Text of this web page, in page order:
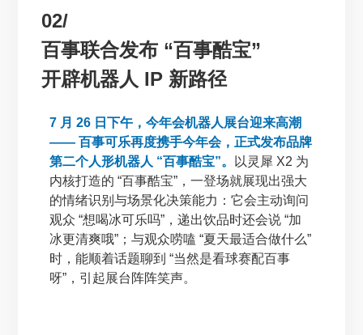
02/
百事联合发布 “百事酷宝”
开辟机器人 IP 新路径
7 月 26 日下午，今年会机器人展台迎来高潮
—— 百事可乐再度携手今年会，正式发布品牌
第二个人形机器人 “百事酷宝”。
以灵犀 X2 为
内核打造的 “百事酷宝”，一登场就展现出强大
的情绪识别与场景化决策能力：它会主动询问
观众 “想喝冰可乐吗”，递出饮品时还会说 “加
冰更清爽哦”；与观众唠嗑 “夏天最适合做什么”
时，能顺着话题聊到 “当然是看球赛配百事
呀”，引起展台阵阵笑声。